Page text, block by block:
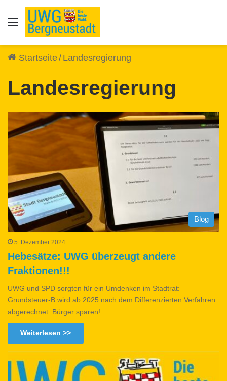
Auswahl
Startseite/ Landesregierung
Landesregierung
Blog
5. Dezember 2024
Hebesätze: UWG überzeugt andere
Fraktionen!!!
UWG und SPD sorgten für ein Umdenken im Stadtrat:
Grundsteuer-B wird ab 2025 nach dem Differenzierten Verfahren
abgerechnet. Bürger sparen!
Weiterlesen >>